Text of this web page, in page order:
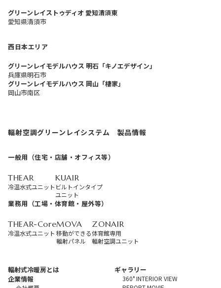
グリーンレイストゥディオ 愛知清須東
愛知県清須市
西日本エリア
グリーンレイモデルハウス 明石「キノエデザイン」
兵庫県明石市
グリーンレイモデルハウス 岡山「棲家」
岡山市南区
輻射空調グリーンレイシステム 製品情報
一般用（住宅・店舗・オフィス等）
THEAR
冷温水式ユニット
KUAIR
ビルトインタイプ
ユニット
業務用（工場・体育館・屋外等）
THEAR-Core
冷温水式ユニット
MOVA
移動ができる
輻射パネル
ZONAIR
体育館専用
輻射空調ユニット
輻射式冷暖房とは
企業情報
ギャラリー
360° INTERIOR VIEW